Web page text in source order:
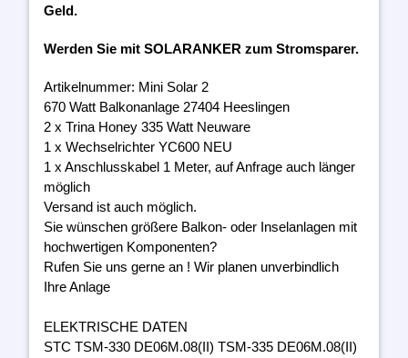
Geld.
Werden Sie mit SOLARANKER zum Stromsparer.
Artikelnummer: Mini Solar 2
670 Watt Balkonanlage 27404 Heeslingen
2 x Trina Honey 335 Watt Neuware
1 x Wechselrichter YC600 NEU
1 x Anschlusskabel 1 Meter, auf Anfrage auch länger
möglich
Versand ist auch möglich.
Sie wünschen größere Balkon- oder Inselanlagen mit
hochwertigen Komponenten?
Rufen Sie uns gerne an ! Wir planen unverbindlich
Ihre Anlage
ELEKTRISCHE DATEN
STC TSM-330 DE06M.08(II) TSM-335 DE06M.08(II)